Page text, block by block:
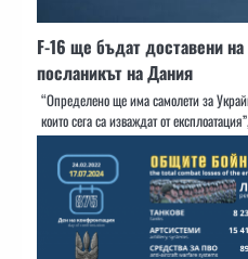
F-16 ще бъдат доставени
посланикът на Дания
“Определено ще има самолети за
които сега са изваждат от